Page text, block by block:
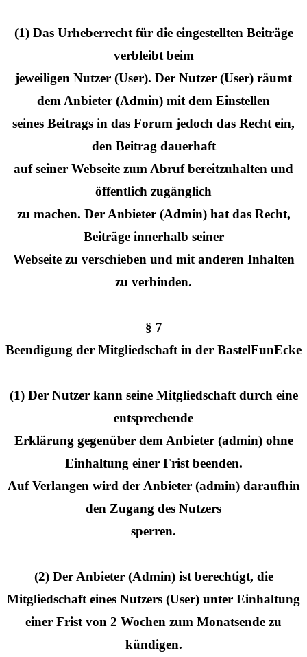
(1) Das Urheberrecht für die eingestellten Beiträge
verbleibt beim
jeweiligen Nutzer (User). Der Nutzer (User) räumt
dem Anbieter (Admin) mit dem Einstellen
seines Beitrags in das Forum jedoch das Recht ein,
den Beitrag dauerhaft
auf seiner Webseite zum Abruf bereitzuhalten und
öffentlich zugänglich
zu machen. Der Anbieter (Admin) hat das Recht,
Beiträge innerhalb seiner
Webseite zu verschieben und mit anderen Inhalten
zu verbinden.
§ 7
Beendigung der Mitgliedschaft in der BastelFunEcke
(1) Der Nutzer kann seine Mitgliedschaft durch eine
entsprechende
Erklärung gegenüber dem Anbieter (admin) ohne
Einhaltung einer Frist beenden.
Auf Verlangen wird der Anbieter (admin) daraufhin
den Zugang des Nutzers
sperren.
(2) Der Anbieter (Admin) ist berechtigt, die
Mitgliedschaft eines Nutzers (User) unter Einhaltung
einer Frist von 2 Wochen zum Monatsende zu
kündigen.